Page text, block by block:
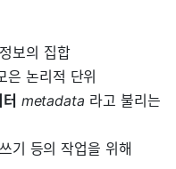
보의 집합
은 논리적 단위
metadata 라고 불리는
기 등의 작업을 위해